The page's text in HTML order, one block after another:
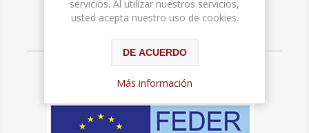
servicios. Al utilizar nuestros servicios,
usted acepta nuestro uso de cookies.
DE ACUERDO
Más información